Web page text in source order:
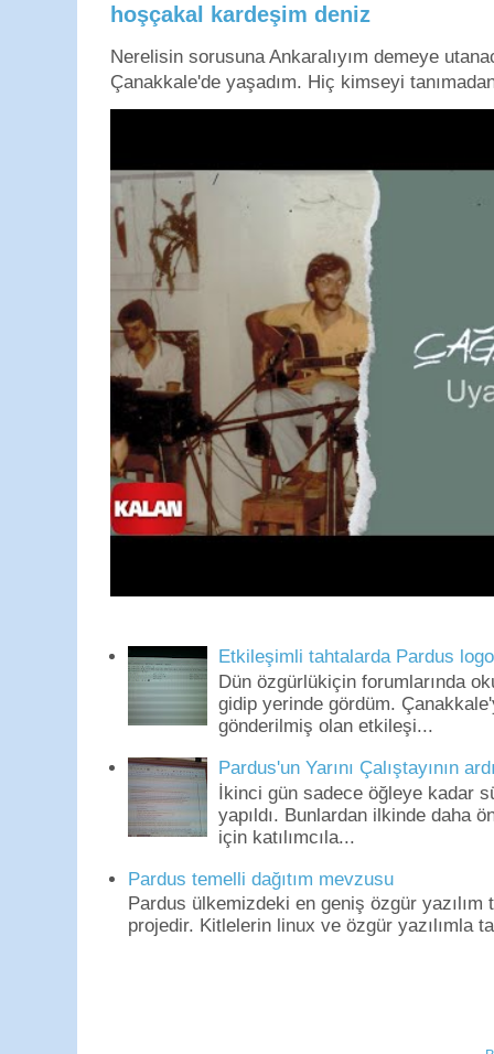
hoşçakal kardeşim deniz
Nerelisin sorusuna Ankaralıyım demeye
Çanakkale'de yaşadım. Hiç kimseyi
Etkileşimli tahtalarda Pardus
Dün özgürlükiçin forumlarında
gidip yerinde gördüm.
gönderilmiş olan etkileşi...
Pardus'un Yarını Çalıştayının
İkinci gün sadece öğleye kadar
yapıldı. Bunlardan ilkinde daha
için katılımcıla...
Pardus temelli dağıtım mevzusu
Pardus ülkemizdeki en geniş özgür
projedir. Kitlelerin linux ve özgür yazılımla